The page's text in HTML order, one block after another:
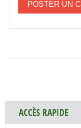
ACCÈS RAPIDE